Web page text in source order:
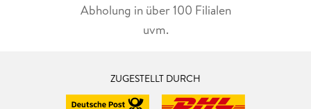
Abholung in über 100 Filialen
uvm.
ZUGESTELLT DURCH